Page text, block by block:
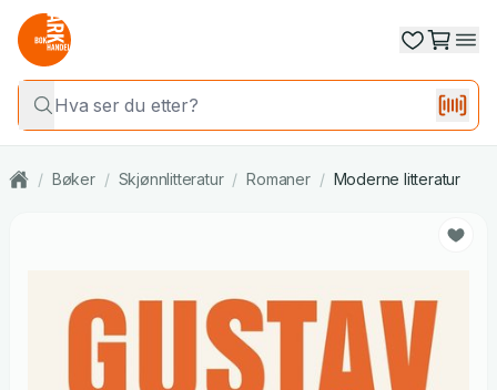
/ Bøker / Skjønnlitteratur / Romaner / Moderne litteratur